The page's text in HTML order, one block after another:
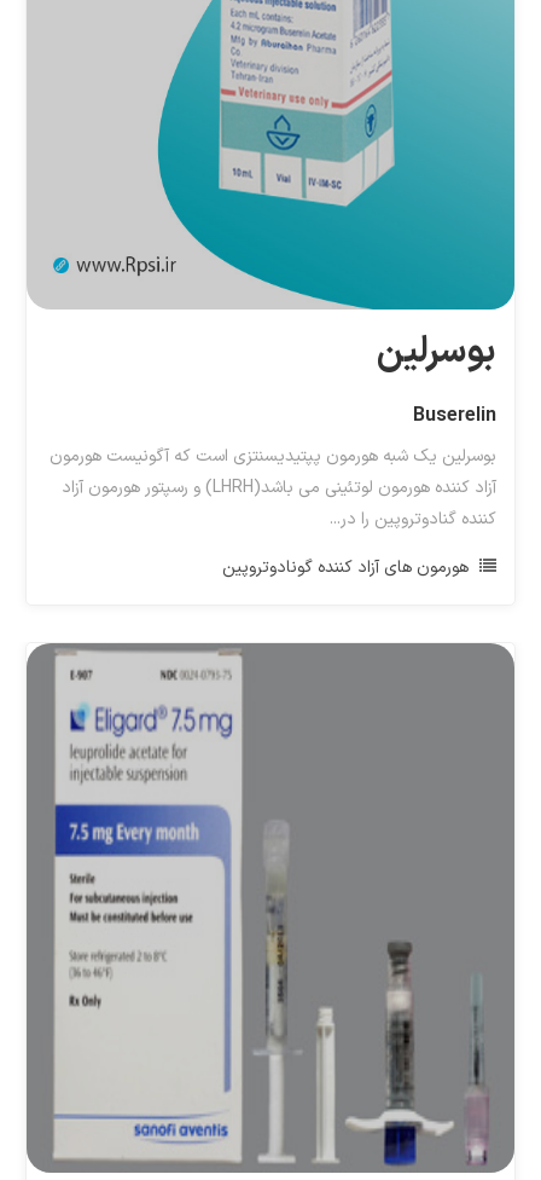
بوسرلین
Buserelin
بوسرلین یک شبه هورمون پپتیدیسنتزی است که آگونیست هورمون
آزاد کننده هورمون لوتئینی می باشد(LHRH) و رسپتور هورمون آزاد
کننده گنادوتروپین را در...
هورمون های آزاد کننده گونادوتروپین